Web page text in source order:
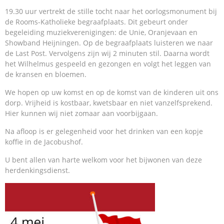
19.30 uur vertrekt de stille tocht naar het oorlogsmonument bij
de Rooms-Katholieke begraafplaats. Dit gebeurt onder
begeleiding muziekverenigingen: de Unie, Oranjevaan en
Showband Heijningen. Op de begraafplaats luisteren we naar
de Last Post. Vervolgens zijn wij 2 minuten stil. Daarna wordt
het Wilhelmus gespeeld en gezongen en volgt het leggen van
de kransen en bloemen.
We hopen op uw komst en op de komst van de kinderen uit ons
dorp. Vrijheid is kostbaar, kwetsbaar en niet vanzelfsprekend.
Hier kunnen wij niet zomaar aan voorbijgaan.
Na afloop is er gelegenheid voor het drinken van een kopje
koffie in de Jacobushof.
U bent allen van harte welkom voor het bijwonen van deze
herdenkingsdienst.